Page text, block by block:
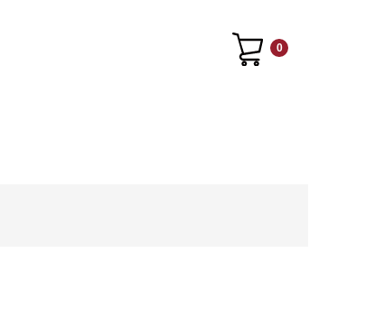
0